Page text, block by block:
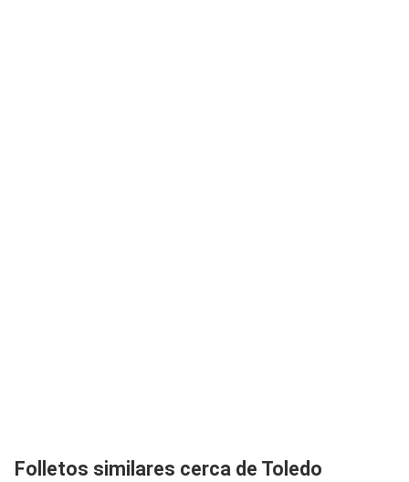
Folletos similares cerca de Toledo